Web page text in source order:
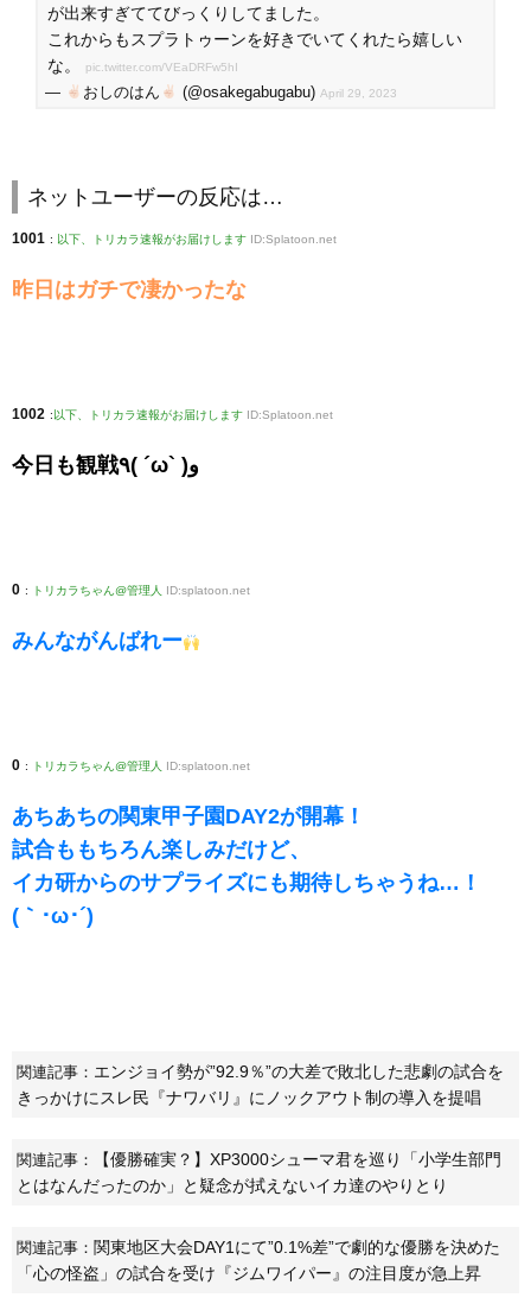
が出来すぎててびっくりしてました。
これからもスプラトゥーンを好きでいてくれたら嬉しい
な。
pic.twitter.com/VEaDRFw5hI
— おしのはん (@osakegabugabu) April 29, 2023
ネットユーザーの反応は…
1001 : 以下、トリカラ速報がお届けします ID:Splatoon.net
昨日はガチで凄かったな
1002 : 以下、トリカラ速報がお届けします ID:Splatoon.net
今日も観戦٩( ´ω` )و
0 : トリカラちゃん@管理人 ID:splatoon.net
みんながんばれー
0 : トリカラちゃん@管理人 ID:splatoon.net
あちあちの関東甲子園DAY2が開幕！
試合ももちろん楽しみだけど、
イカ研からのサプライズにも期待しちゃうね…！
(｀･ω･´)ゞ
関連記事： エンジョイ勢が”92.9％”の大差で敗北した悲劇の試合を
きっかけにスレ民『ナワバリ』にノックアウト制の導入を提唱
関連記事：
【優勝確実？】XP3000シューマ君を巡り「小学生部門
とはなんだったのか」と疑念が拭えないイカ達のやりとり
関連記事： 関東地区大会DAY1にて”0.1%差”で劇的な優勝を決めた
「心の怪盗」の試合を受け『ジムワイパー』の注目度が急上昇